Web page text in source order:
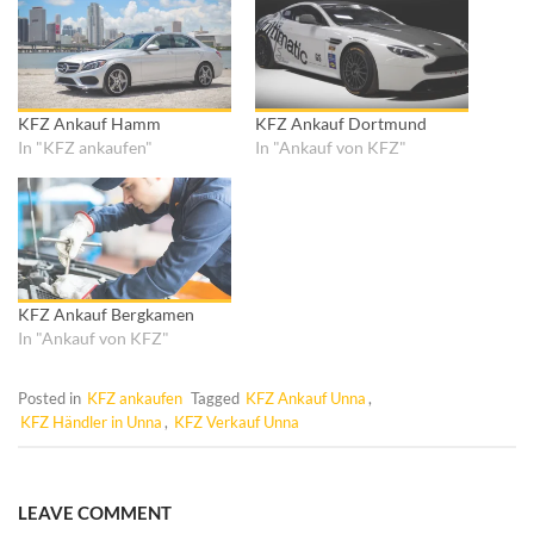
e
n
(
W
i
r
d
i
n
n
u
e
m
F
e
n
s
t
e
r
g
e
ö
n
e
t
)
e
n
(
W
i
r
d
i
n
n
u
e
m
F
e
n
s
t
e
r
g
e
ö
e
t
)
KFZ Ankauf Hamm
In "KFZ ankaufen"
KFZ Ankauf Dortmund
In "Ankauf von KFZ"
KFZ Ankauf Bergkamen
In "Ankauf von KFZ"
Posted in KFZ ankaufen Tagged KFZ Ankauf Unna,
KFZ Händler in Unna, KFZ Verkauf Unna
LEAVE COMMENT